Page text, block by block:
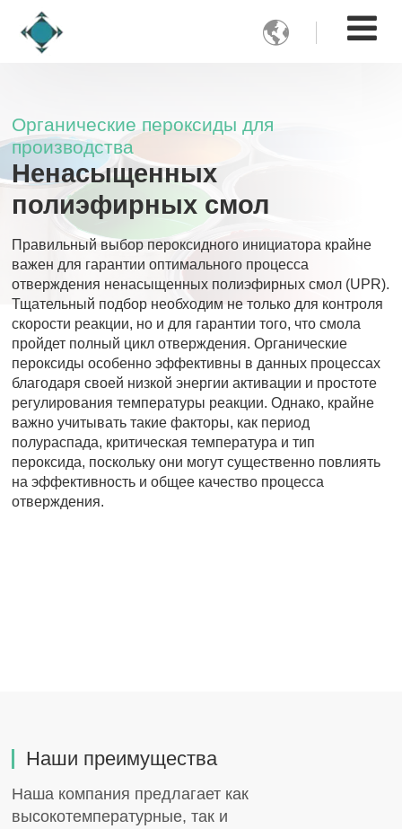

Органические пероксиды для
производства
Ненасыщенных
полиэфирных смол
Правильный выбор пероксидного инициатора крайне
важен для гарантии оптимального процесса
отверждения ненасыщенных полиэфирных смол (UPR).
Тщательный подбор необходим не только для контроля
скорости реакции, но и для гарантии того, что смола
пройдет полный цикл отверждения. Органические
пероксиды особенно эффективны в данных процессах
благодаря своей низкой энергии активации и простоте
регулирования температуры реакции. Однако, крайне
важно учитывать такие факторы, как период
полураспада, критическая температура и тип
пероксида, поскольку они могут существенно повлиять
на эффективность и общее качество процесса
отверждения.
Наши преимущества
Наша компания предлагает как
высокотемпературные, так и